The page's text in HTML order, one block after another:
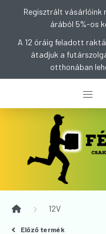
Regisztrált vásárlóink
árából 5%-os
A 12 óráig feladott
átadjuk a
otthonában
12V
Előző termék